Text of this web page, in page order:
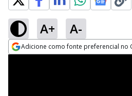
A+ A-
Adicione como fonte preferencial no